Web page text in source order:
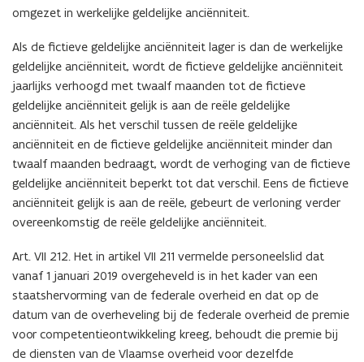
omgezet in werkelijke geldelijke anciënniteit.
Als de fictieve geldelijke anciënniteit lager is dan de werkelijke
geldelijke anciënniteit, wordt de fictieve geldelijke anciënniteit
jaarlijks verhoogd met twaalf maanden tot de fictieve
geldelijke anciënniteit gelijk is aan de reële geldelijke
anciënniteit. Als het verschil tussen de reële geldelijke
anciënniteit en de fictieve geldelijke anciënniteit minder dan
twaalf maanden bedraagt, wordt de verhoging van de fictieve
geldelijke anciënniteit beperkt tot dat verschil. Eens de fictieve
anciënniteit gelijk is aan de reële, gebeurt de verloning verder
overeenkomstig de reële geldelijke anciënniteit.
Art. VII 212. Het in artikel VII 211 vermelde personeelslid dat
vanaf 1 januari 2019 overgeheveld is in het kader van een
staatshervorming van de federale overheid en dat op de
datum van de overheveling bij de federale overheid de premie
voor competentieontwikkeling kreeg, behoudt die premie bij
de diensten van de Vlaamse overheid voor dezelfde